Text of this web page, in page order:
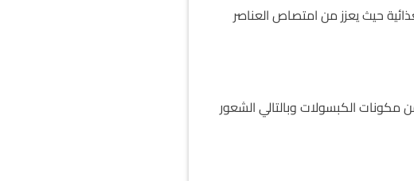
حيث يعزز من امتصاص العناصر
مكونات الكبسولات وبالتالي الشعور